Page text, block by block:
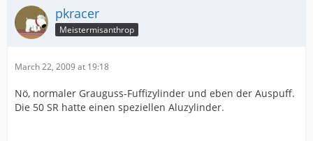
pkracer
Meistermisanthrop
March 22, 2009 at 19:18
Nö, normaler Grauguss-Fuffizylinder und eben der Auspuff.
Die 50 SR hatte einen speziellen Aluzylinder.